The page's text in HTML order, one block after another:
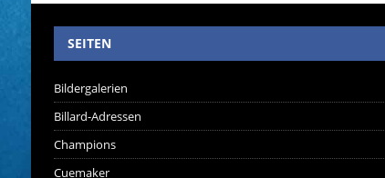
SEITEN
Bildergalerien
Billard-Adressen
Champions
Cuemaker